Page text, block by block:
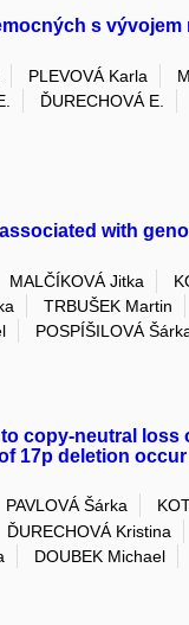
s
PLEVOVÁ Karla
ĎURECHOVÁ E.
with
MALČÍKOVÁ Jitka
TRBUŠEK Martin
POSPÍŠILOVÁ
copy-neutral loss
17p deletion
PAVLOVÁ Šárka
ĎURECHOVÁ Kristina
DOUBEK Michael